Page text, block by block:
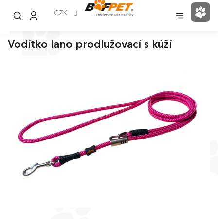
CZK
Vodítko lano prodlužovací s kůží